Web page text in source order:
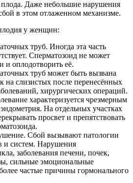
плода. Даже небольшие нарушения
в этом отлаженном механизме.
у женщин:
труб. Иногда эта часть
Сперматозоид не может
и оплодотворить её.
труб может быть вызвана
на слизистых после перенесённых
хирургических операций.
характеризуется чрезмерным
На отдельных участках
просвет и препятствовать
Сбой вызывают патологии
и систем. Нарушения
заболевания печени, почек,
сильные эмоциональные
частые причины гормонального